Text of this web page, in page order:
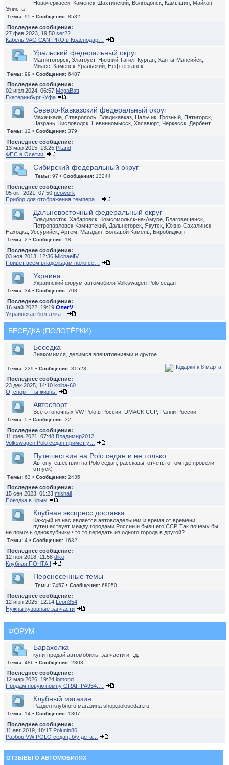
Новочеркасск, Каменск-Шахтинский, Волгодонск, Камышин, Майкоп,
Элиста
Темы: 95 • Сообщения: 8532
Последнее сообщение:
27 фев 2023, 19:50 ser22
Кабель VAG CAN-PRO в Краснодар…
Уральский федеральный округ
Магнитогорск, Златоуст, Нижний Тагил, Курган, Ханты-Мансийск,
Миасс, Каменск-Уральский, Нефтеюганск
Темы: 99 • Сообщения: 6487
Последнее сообщение:
02 июл 2024, 06:57 MegaBatt
Екатеринбург -Уфа
Северо-Кавказский федеральный округ
Махачкала, Ставрополь, Владикавказ, Нальчик, Грозный, Пятигорск,
Назрань, Кисловодск, Невинномысск, Хасавюрт, Черкесск, Дербент
Темы: 12 • Сообщения: 379
Последнее сообщение:
13 мар 2015, 13:25 Pitand
ФПС в Осетии.
Сибирский федеральный округ
Темы: 97 • Сообщения: 13244
Последнее сообщение:
05 окт 2021, 07:50 neowork
Прибор для отображения темпера…
Дальневосточный федеральный округ
Владивосток, Хабаровск, Комсомольск-на-Амуре, Благовещенск,
Петропавловск-Камчатский, Дальнегорск, Якутск, Южно-Сахалинск,
Находка, Уссурийск, Артём, Магадан, Большой Камень, Биробиджан
Темы: 2 • Сообщения: 18
Последнее сообщение:
03 ноя 2013, 12:36 MichaelIV
Привет всем владельцам поло се…
Украина
Украинский форум автомобиля Volkswagen Polo седан
Темы: 34 • Сообщения: 708
Последнее сообщение:
16 май 2022, 19:19 ОлегV
Украинская болталка...
БЕСЕДКА (ПОЛОТЁРКИ)
Беседка
Знакомимся, делимся впечатлениями и другое
Темы: 229 • Сообщения: 31523
Последнее сообщение:
23 дек 2025, 14:10 kolba-60
О, спорт- ты жизнь!
Автоспорт
Все о гоночных VW Polo в России. DMACK CUP, Ралли России.
Темы: 5 • Сообщения: 32
Последнее сообщение:
11 фев 2021, 07:48 Владимир2012
Volkswagen Polo седан примет у…
Путешествия на Polo седан и не только
Автопутешествия на Polo седан, рассказы, отчеты о том где провели
отпуск)
Темы: 63 • Сообщения: 2435
Последнее сообщение:
15 сен 2023, 01:23 mishail
Поездка в Крым
Клубная экспресс доставка
Каждый из нас является автовладельцем и время от времени
путешествует между городами России и бывшего ССР. Так почему бы
не помочь одноклубнику что то передать из одного города в другой?
Темы: 4 • Сообщения: 1632
Последнее сообщение:
12 ноя 2018, 11:58 diko
Клубная ПОЧТА !
Перенесенные темы
Темы: 7457 • Сообщения: 68050
Последнее сообщение:
12 июн 2025, 12:14 Leon354
Нужны кузовные запчасти
ФОРУМ
Барахолка
купи-продай автомобиль, запчасти и т.д.
Темы: 486 • Сообщения: 2303
Последнее сообщение:
12 мар 2026, 19:24 lomond
Продам новую помпу GRAF PA954,…
Клубный магазин
Раздел клубного магазина shop.polosedan.ru
Темы: 14 • Сообщения: 1307
Последнее сообщение:
11 авг 2019, 18:17 Polunin86
Разбор VW POLO седан, б/у дета…
ОТЗЫВЫ О АВТОМОБИЛЯХ